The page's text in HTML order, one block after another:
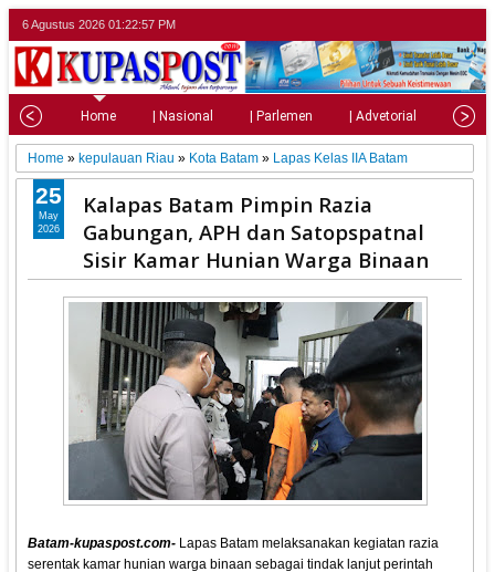
6 Agustus 2026 01:22:58 PM
Home | Nasional | Parlemen | Advetorial |
Home » kepulauan Riau » Kota Batam » Lapas Kelas IIA Batam
Kalapas Batam Pimpin Razia
Gabungan, APH dan Satopspatnal
Sisir Kamar Hunian Warga Binaan
Batam-kupaspost.com- Lapas Batam melaksanakan kegiatan razia
serentak kamar hunian warga binaan sebagai tindak lanjut perintah
25
May
2026